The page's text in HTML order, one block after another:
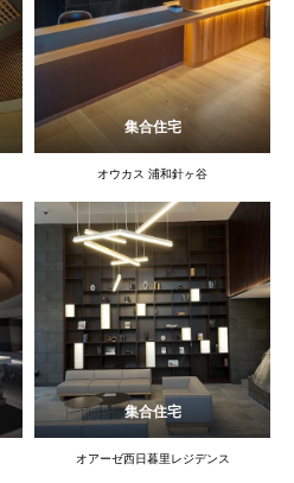
集合住宅
オウカス 浦和針ヶ谷
集合住宅
オアーゼ西日暮里レジデンス